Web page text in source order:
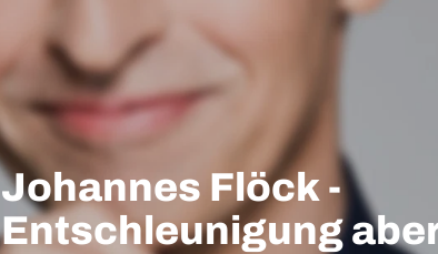
Johannes Flöck -
Entschleunigung